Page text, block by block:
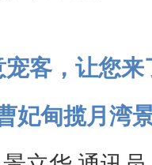
宠客，让您来
甸揽月湾